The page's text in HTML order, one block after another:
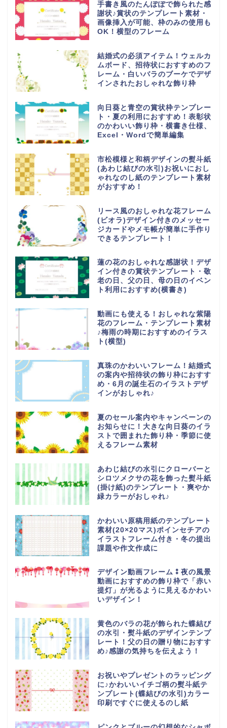
手書き風のたんぽぽで飾られた感
謝状♪賞状のテンプレート素材・
画像挿入が可能、枠のみの使用も
OK！横型のフレーム
結婚式の必須アイテム！ウェルカ
ムボード、招待状におすすめのフ
レーム・白いバラのブーケでデザ
インされたおしゃれな飾り枠
向日葵と青空の賞状枠テンプレー
ト・夏の利用におすすめ！表彰状
のかわいい飾り枠・横書き仕様、
Excel・Wordで簡単編集
市松模様と和柄デザインの熨斗紙
(あわじ結びの水引)お祝いにおし
ゃれなのし紙のテンプレート素材
がおすすめ！
リース風のおしゃれな花フレーム
(ビオラ)デザイン付きのメッセー
ジカードやメモ帳が簡単に手作り
できるテンプレート！
蓮の花のおしゃれな感謝状！デザ
イン付きの賞状テンプレート・敬
老の日、父の日、母の日のイベン
ト利用におすすめ(横書き)
動画にも使える！おしゃれな紫陽
花のフレーム・テンプレート素材
♪梅雨の時期におすすめのイラス
ト(横型)
真珠のかわいいフレーム！結婚式
の案内や招待状の飾り枠におすす
め・6月の誕生石のイラストデザ
インがおしゃれ♪
夏のセール案内やキャンペーンの
お知らせに！大きな向日葵のイラ
ストで囲まれた飾り枠・季節に使
えるフレーム素材
あわじ結びの水引にクローバーと
シロツメクサの花を飾った熨斗紙
(掛け紙)のテンプレート・爽やか
緑カラーがおしゃれ♪
かわいい原稿用紙のテンプレート
素材(20×20マス)ポインセチアの
イラストフレーム付き・冬の提出
課題や作文作成に
デザイン動画フレーム⁑夜の風景
動画におすすめの飾り枠で「赤い
提灯」が光るように見えるかわい
いデザイン！
黄色のバラの花が飾られた蝶結び
の水引・熨斗紙のデザインテンプ
レート！父の日の贈り物におすす
め♪感謝の気持ちを伝えよう！
お祝いやプレゼントのラッピング
に♪かわいいイチゴ柄の熨斗紙テ
ンプレート(蝶結びの水引)カラー
印刷ですぐに使えるのし紙